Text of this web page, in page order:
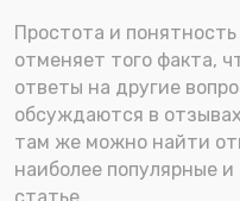
Простота и
отменяет того факта,
ответы на другие
обсуждаются в
там же можно найти
наиболее популярные